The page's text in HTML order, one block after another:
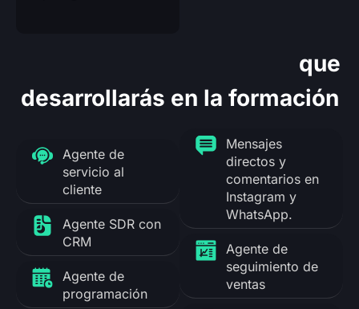
que
desarrollarás en la formación
Agente de
servicio al
cliente
Agente SDR con
CRM
Agente de
programación
Mensajes
directos y
comentarios en
Instagram y
WhatsApp.
Agente de
seguimiento de
ventas